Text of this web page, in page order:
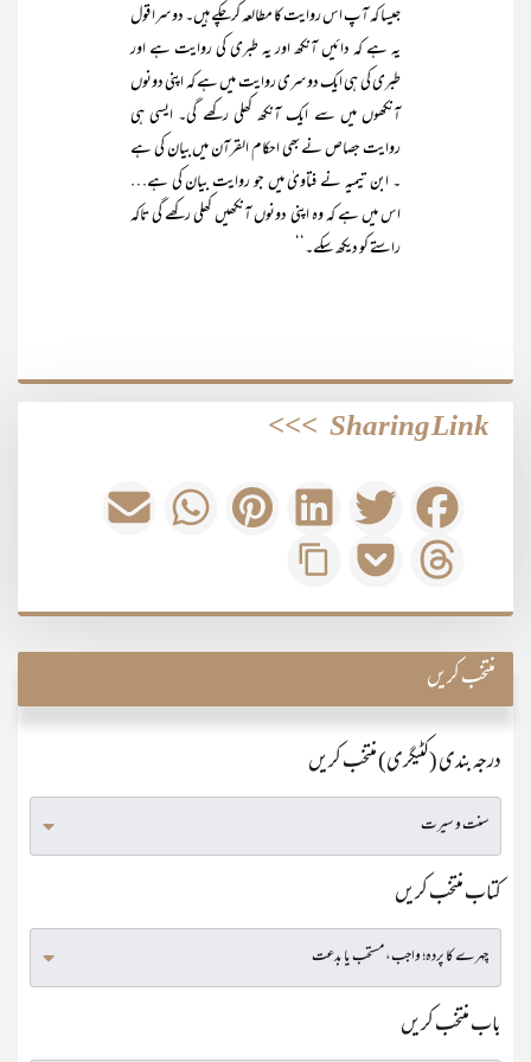
جیسا کہ آپ اس روایت کا مطالعہ کرچکے ہیں۔ دوسرا قول
یہ ہے کہ دائیں آنکھ اور یہ طبری کی روایت ہے اور
طبری کی ہی ایک دوسری روایت میں ہے کہ اپنی دونوں
آنکھوں میں سے ایک آنکھ کھلی رکھے گی۔ ایسی ہی
روایت جصاص نے بھی احکام القرآن میں بیان کی ہے
۔ ابن تیمیہ نے فتاویٰ میں جو روایت بیان کی ہے…
اس میں ہے کہ وہ اپنی دونوں آنکھیں کھلی رکھے گی تاکہ
راستے کو دیکھ سکے۔‘‘
Sharing Link
>>>
منتخب کریں
درجہ بندی (کٹیگری) منتخب کریں
کتاب منتخب کریں
باب منتخب کریں